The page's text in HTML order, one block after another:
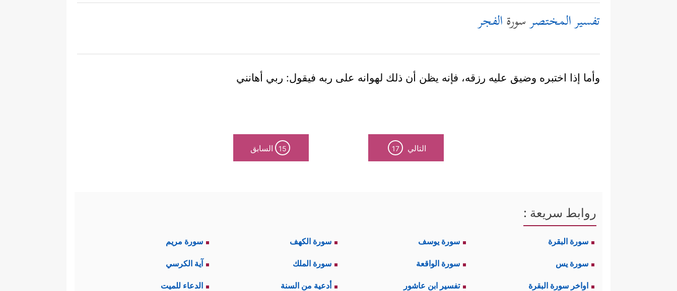
تفسير المختصرسورةالفجر
وأما إذا اختبره وضيق عليه رزقه، فإنه يظن أن ذلك لهوانه على ربه فيقول: ربي أهانني
التالي 17
15 السابق
روابط سريعة :
سورة البقرة سورة يوسف سورة الكهف سورة مريم
سورة يس سورة الواقعة سورة الملك آية الكرسي
اواخر سورة البقرة تفسير ابن عاشور أدعية من السنة الدعاء للميت